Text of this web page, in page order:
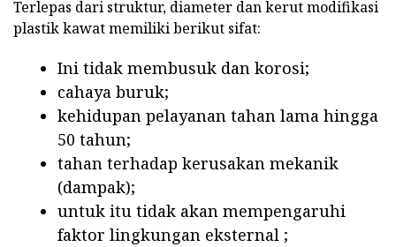
Terlepas dari struktur, diameter dan kerut modifikasi
plastik kawat memiliki berikut sifat:
Ini tidak membusuk dan korosi;
cahaya buruk;
kehidupan pelayanan tahan lama hingga
50 tahun;
tahan terhadap kerusakan mekanik
(dampak);
untuk itu tidak akan mempengaruhi
faktor lingkungan eksternal ;